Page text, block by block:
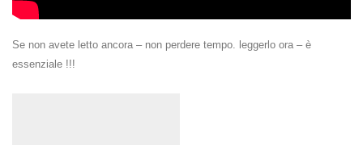
Se non avete letto ancora – non perdere tempo. leggerlo ora – è
essenziale !!!